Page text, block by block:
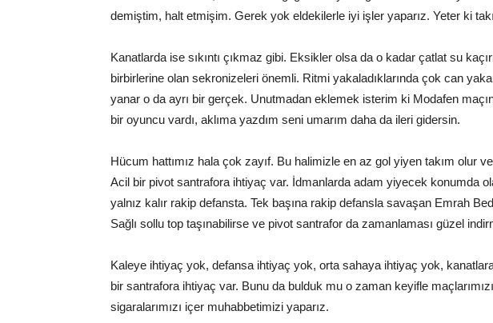
demiştim, halt etmişim. Gerek yok eldekilerle iyi işler yaparız. Yeter ki
Kanatlarda ise sıkıntı çıkmaz gibi. Eksikler olsa da o kadar çatlat su
birbirlerine olan sekronizeleri önemli. Ritmi yakaladıklarında çok can
yanar o da ayrı bir gerçek. Unutmadan eklemek isterim ki Modafen
bir oyuncu vardı, aklıma yazdım seni umarım daha da ileri gidersin.
Hücum hattımız hala çok zayıf. Bu halimizle en az gol yiyen takım olur
Acil bir pivot santrafora ihtiyaç var. İdmanlarda adam yiyecek konumda
yalnız kalır rakip defansta. Tek başına rakip defansla savaşan Emrah
Sağlı sollu top taşınabilirse ve pivot santrafor da zamanlaması güzel
Kaleye ihtiyaç yok, defansa ihtiyaç yok, orta sahaya ihtiyaç yok,
bir santrafora ihtiyaç var. Bunu da bulduk mu o zaman keyifle
sigaralarımızı içer muhabbetimizi yaparız.